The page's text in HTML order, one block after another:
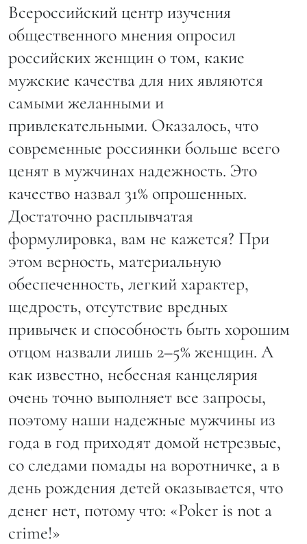
Всероссийский центр изучения
общественного мнения опросил
российских женщин о том, какие
мужские качества для них являются
самыми желанными и
привлекательными. Оказалось, что
современные россиянки больше всего
ценят в мужчинах надежность. Это
качество назвал 31% опрошенных.
Достаточно расплывчатая
формулировка, вам не кажется? При
этом верность, материальную
обеспеченность, легкий характер,
щедрость, отсутствие вредных
привычек и способность быть хорошим
отцом назвали лишь 2–5% женщин. А
как известно, небесная канцелярия
очень точно выполняет все запросы,
поэтому наши надежные мужчины из
года в год приходят домой нетрезвые,
со следами помады на воротничке, а в
день рождения детей оказывается, что
денег нет, потому что: «Poker is not a
crime!»